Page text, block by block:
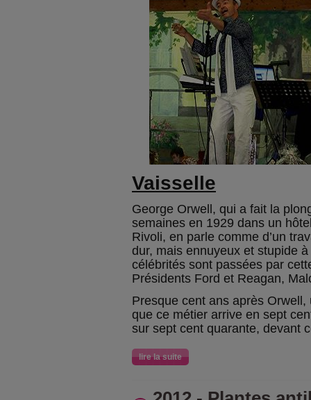
Vaisselle
George Orwell, qui a fait la
semaines en 1929 dans un
Rivoli, en parle comme d’un
dur, mais ennuyeux et stupide à
célébrités sont passées par
Présidents Ford et Reagan,
Presque cent ans après
que ce métier arrive en sept
sur sept cent quarante, devant
lire la suite